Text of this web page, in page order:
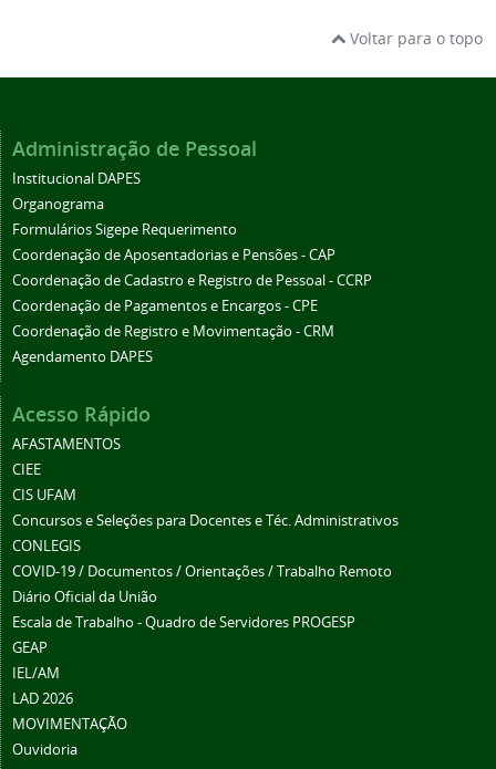
Voltar para o topo
Administração de Pessoal
Institucional DAPES
Organograma
Formulários Sigepe Requerimento
Coordenação de Aposentadorias e Pensões - CAP
Coordenação de Cadastro e Registro de Pessoal - CCRP
Coordenação de Pagamentos e Encargos - CPE
Coordenação de Registro e Movimentação - CRM
Agendamento DAPES
Acesso Rápido
AFASTAMENTOS
CIEE
CIS UFAM
Concursos e Seleções para Docentes e Téc. Administrativos
CONLEGIS
COVID-19 / Documentos / Orientações / Trabalho Remoto
Diário Oficial da União
Escala de Trabalho - Quadro de Servidores PROGESP
GEAP
IEL/AM
LAD 2026
MOVIMENTAÇÃO
Ouvidoria